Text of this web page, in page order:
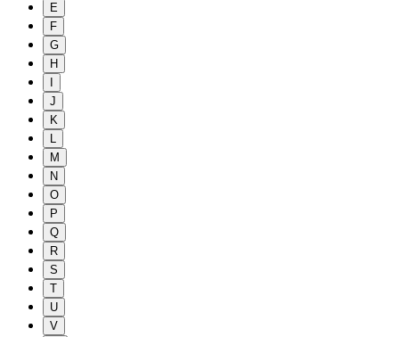
E
F
G
H
J
K
L
M
N
O
P
Q
R
S
T
U
V